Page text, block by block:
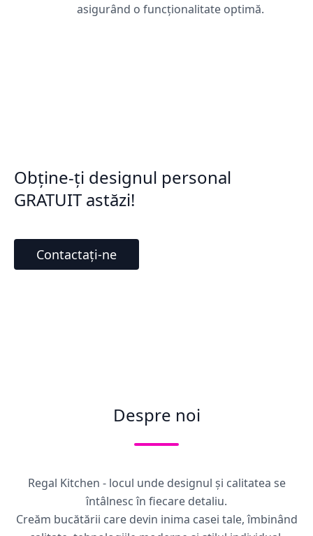
asigurând o funcționalitate optimă.
Obține-ți designul personal
GRATUIT astăzi!
Contactați-ne
Despre noi
Regal Kitchen - locul unde designul și calitatea se
întâlnesc în fiecare detaliu.
Creăm bucătării care devin inima casei tale, îmbinând